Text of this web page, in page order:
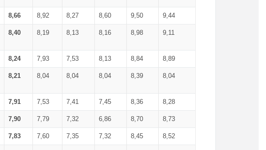
8,66 8,92 8,27 8,60 9,50 9,44
8,40 8,19 8,13 8,16 8,98 9,11
8,24 7,93 7,53 8,13 8,84 8,89
8,21 8,04 8,04 8,04 8,39 8,04
7,91 7,53 7,41 7,45 8,36 8,28
7,90 7,79 7,32 6,86 8,70 8,73
7,83 7,60 7,35 7,32 8,45 8,52